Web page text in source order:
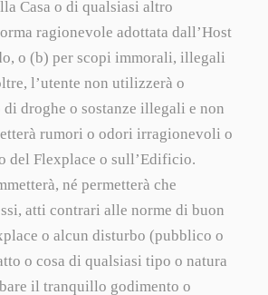
Casa o di qualsiasi altro
ragionevole adottata dall’Host
o (b) per scopi immorali, illegali
l’utente non utilizzerà o
di droghe o sostanze illegali e non
rumori o odori irragionevoli o
del Flexplace o sull’Edificio.
né permetterà che
atti contrari alle norme di buon
o alcun disturbo (pubblico o
o cosa di qualsiasi tipo o natura
il tranquillo godimento o